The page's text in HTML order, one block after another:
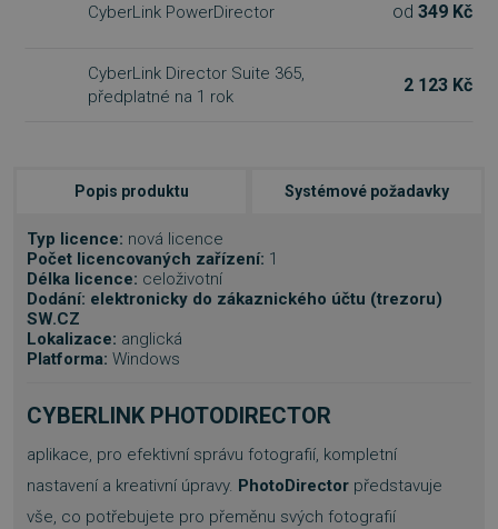
CyberLink PowerDirector od 349 Kč
CyberLink Director Suite 365,
předplatné na 1 rok
2 123 Kč
Popis produktu Systémové požadavky
Typ licence: nová licence
Počet licencovaných zařízení: 1
Délka licence: celoživotní
Dodání: elektronicky do zákaznického účtu (trezoru)
SW.CZ
Lokalizace: anglická
Platforma: Windows
CYBERLINK PHOTODIRECTOR
aplikace, pro efektivní správu fotografií, kompletní
nastavení a kreativní úpravy. PhotoDirector představuje
vše, co potřebujete pro přeměnu svých fotografií